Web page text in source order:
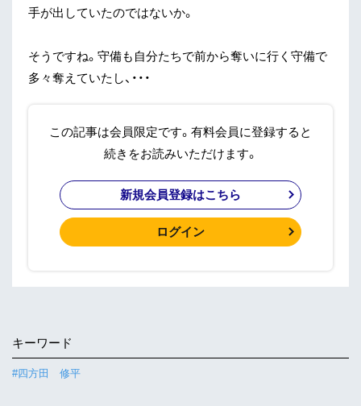
手が出していたのではないか。
そうですね。守備も自分たちで前から奪いに行く守備で
多々奪えていたし、・・・
この記事は会員限定です。有料会員に登録すると
続きをお読みいただけます。
新規会員登録はこちら
ログイン
キーワード
#四方田 修平